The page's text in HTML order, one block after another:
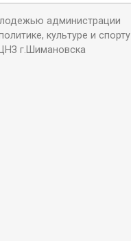
администрации
культуре и спорту
г.Шимановска